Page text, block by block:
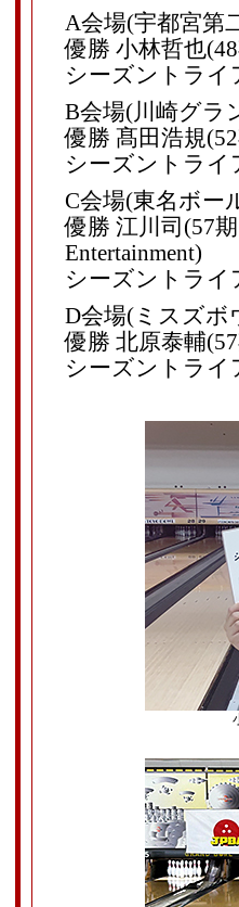
A会場(宇都宮第
優勝 小林哲也
シーズントライ
B会場(川崎グラ
優勝 髙田浩規
シーズントライ
C会場(東名ボー
優勝 江川司(57
Entertainment)
シーズントライ
D会場(ミスズボ
優勝 北原泰輔
シーズントライ